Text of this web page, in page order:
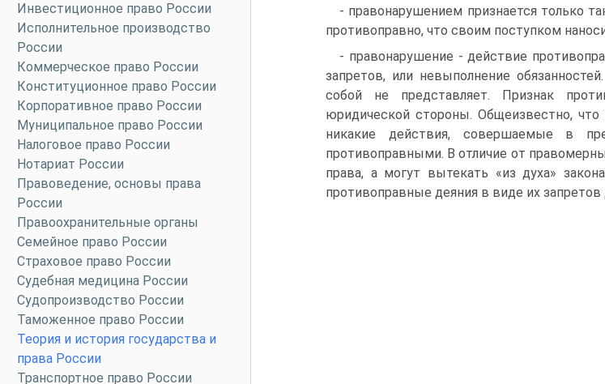
Инвестиционное право России
Исполнительное производство
России
Коммерческое право России
Конституционное право России
Корпоративное право России
Муниципальное право России
Налоговое право России
Нотариат России
Правоведение, основы права
России
Правоохранительные органы
Семейное право России
Страховое право России
Судебная медицина России
Судопроизводство России
Таможенное право России
Теория и история государства и
права России
Транспортное право России
- правонарушением признается только
противоправно, что своим поступком
- правонарушение - действие
запретов, или невыполнение
собой не представляет. Признак
юридической стороны. Общеизвестно,
никакие действия, совершаемые в
противоправными. В отличие от
права, а могут вытекать «из духа»
противоправные деяния в виде их